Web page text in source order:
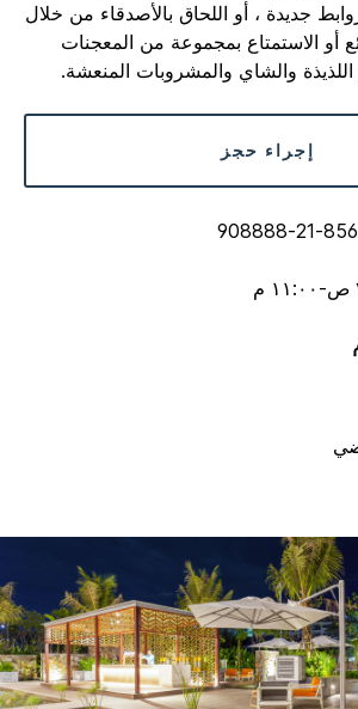
روابط جديدة ، أو اللحاق بالأصدقاء من خلال
أو الاستمتاع بمجموعة من المعجنات
اللذيذة والشاي والمشروبات المنعشة.
إجراء حجز